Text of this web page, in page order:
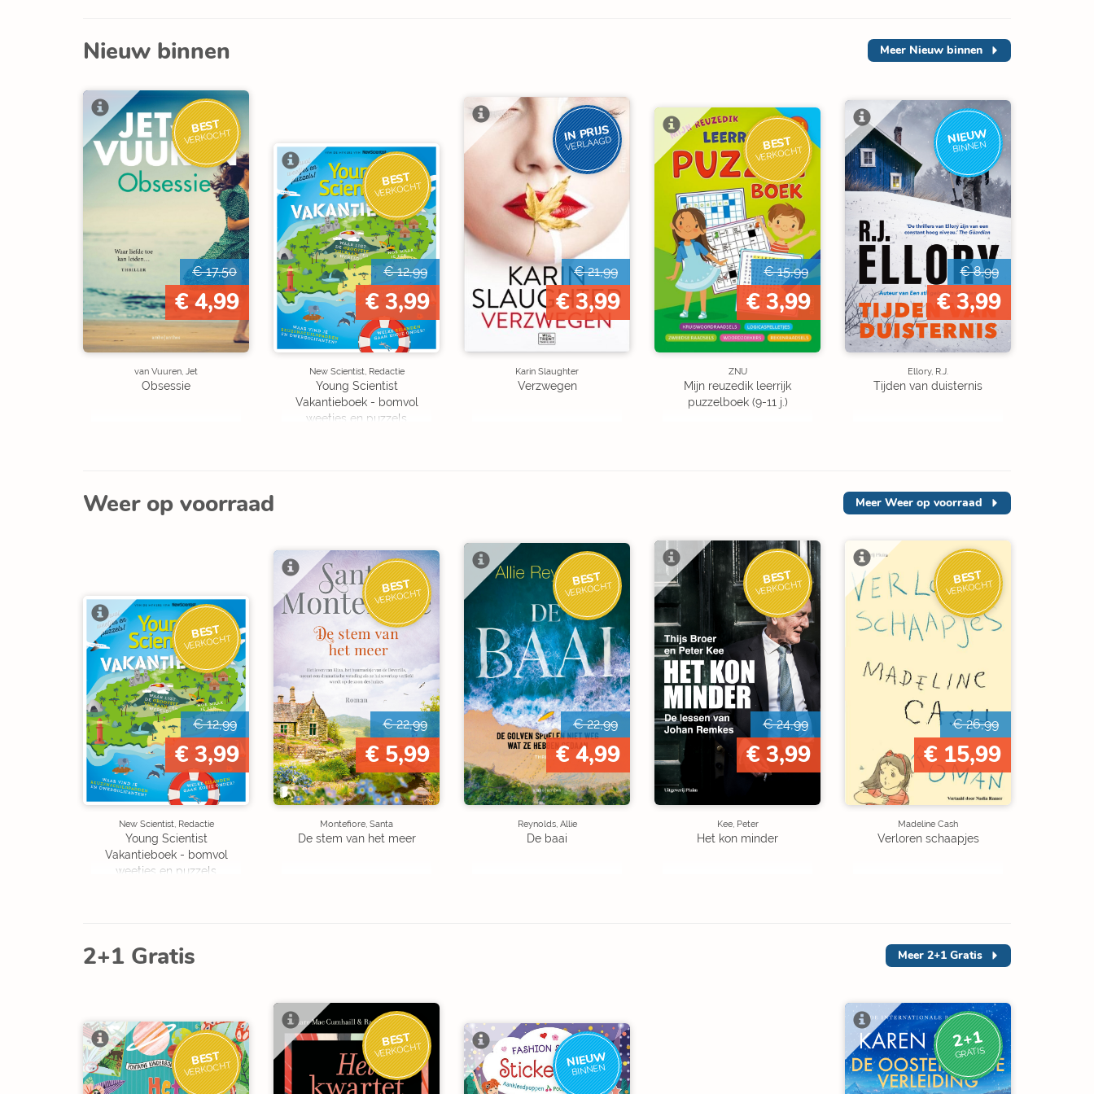
Nieuw binnen Meer Nieuw binnen
BEST
VERKOCHT
€ 17,50
€ 4,99
van Vuuren, Jet
Obsessie
BEST
VERKOCHT
€ 12,99
€ 3,99
New Scientist, Redactie
Young Scientist
Vakantieboek - bomvol
weetjes en puzzels
IN PRIJS
VERLAAGD
€ 21,99
€ 3,99
Karin Slaughter
Verzwegen
BEST
VERKOCHT
€ 15,99
€ 3,99
ZNU
Mijn reuzedik leerrijk
puzzelboek (9-11 j.)
NIEUW
BINNEN
€ 8,99
€ 3,99
Ellory, R.J.
Tijden van duisternis
Weer op voorraad Meer Weer op voorraad
BEST
VERKOCHT
€ 12,99
€ 3,99
New Scientist, Redactie
Young Scientist
Vakantieboek - bomvol
weetjes en puzzels
BEST
VERKOCHT
€ 22,99
€ 5,99
Montefiore, Santa
De stem van het meer
BEST
VERKOCHT
€ 22,99
€ 4,99
Reynolds, Allie
De baai
BEST
VERKOCHT
€ 24,99
€ 3,99
Kee, Peter
Het kon minder
BEST
VERKOCHT
€ 26,99
€ 15,99
Madeline Cash
Verloren schaapjes
2+1 Gratis Meer 2+1 Gratis
BEST
VERKOCHT
BEST
VERKOCHT NIEUW
BINNEN
2+1
GRATIS